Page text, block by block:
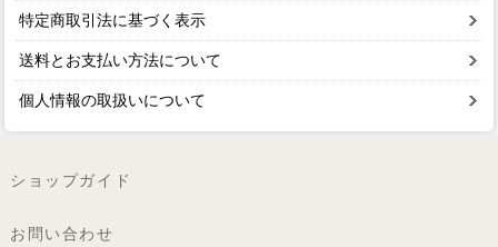
特定商取引法に基づく表示
送料とお支払い方法について
個人情報の取扱いについて
ショップガイド
お問い合わせ